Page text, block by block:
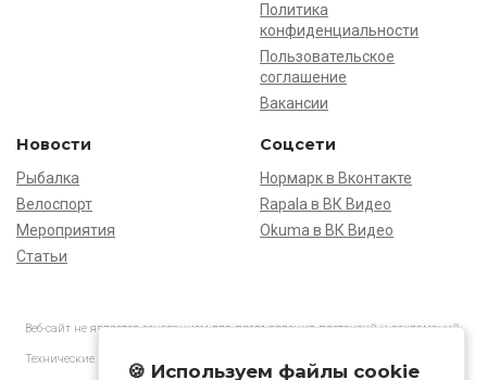
Политика
конфиденциальности
Пользовательское
соглашение
Вакансии
Новости
Рыбалка
Велоспорт
Мероприятия
Статьи
Соцсети
Нормарк в Вконтакте
Rapala в ВК Видео
Okuma в ВК Видео
Веб-сайт не является основанием для предъявления претензий и рекламаций,
Технические характеристики товаров могут отличаться от указанных на сайте.
🍪 Используем файлы cookie